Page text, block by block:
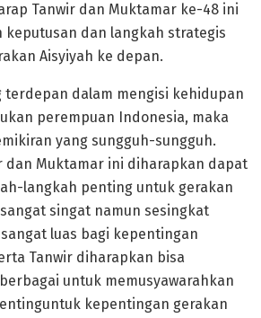
Tanwir dan Muktamar ke-48 ini
keputusan dan langkah strategis
Aisyiyah ke depan.
terdepan dalam mengisi kehidupan
perempuan Indonesia, maka
yang sungguh-sungguh.
dan Muktamar ini diharapkan dapat
langkah penting untuk gerakan
singat namun sesingkat
luas bagi kepentingan
Tanwir diharapkan bisa
untuk memusyawarahkan
kepentingan gerakan